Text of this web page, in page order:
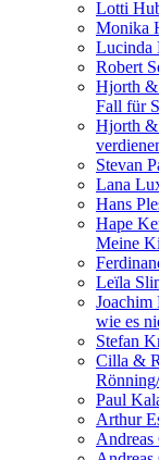
Lotti
Monika
Lucinda
Robert
Hjorth &
Fall für
Hjorth &
Stevan
Lana
Hans
Hape
Meine
Leïla
Joachim
wie es
Stefan
Cilla &
Paul
Arthur
Andreas